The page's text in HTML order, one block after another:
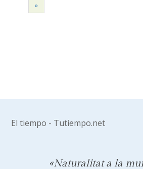
»
El tiempo - Tutiempo.net
«Naturalitat a la